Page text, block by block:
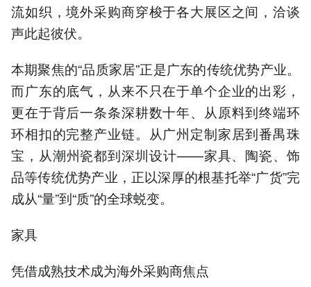
流如织，境外采购商穿梭于各大展区之间，洽谈
声此起彼伏。
本期聚焦的“品质家居”正是广东的传统优势产业。
而广东的底气，从来不只在于单个企业的出彩，
更在于背后一条条深耕数十年、从原料到终端环
环相扣的完整产业链。从广州定制家居到番禺珠
宝，从潮州瓷都到深圳设计——家具、陶瓷、饰
品等传统优势产业，正以深厚的根基托举“广货”完
成从“量”到“质”的全球蜕变。
家具
凭借成熟技术成为海外采购商焦点